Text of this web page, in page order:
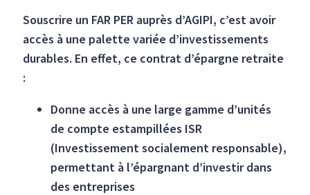
Souscrire un FAR PER auprès d’AGIPI, c’est avoir
accès à une palette variée d’investissements
durables. En effet, ce contrat d’épargne retraite
:
Donne accès à une large gamme d’unités
de compte estampillées ISR
(Investissement socialement responsable),
permettant à l’épargnant d’investir dans
des entreprises